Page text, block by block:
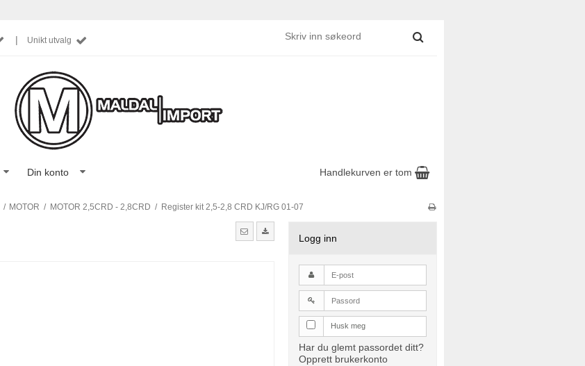
| Unikt utvalg
Din konto Handlekurven er tom
/ MOTOR / MOTOR 2,5CRD - 2,8CRD / Register kit 2,5-2,8 CRD KJ/RG 01-07
Logg inn
Husk meg
Har du glemt passordet ditt?
Opprett brukerkonto